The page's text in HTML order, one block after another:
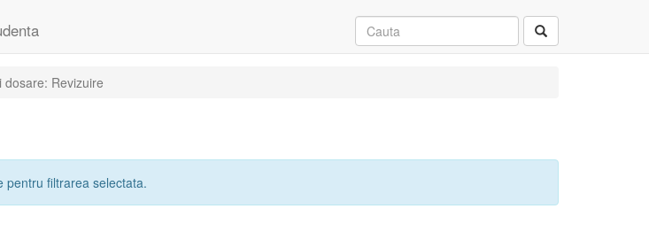
Revizuire
pentru filtrarea selectata.